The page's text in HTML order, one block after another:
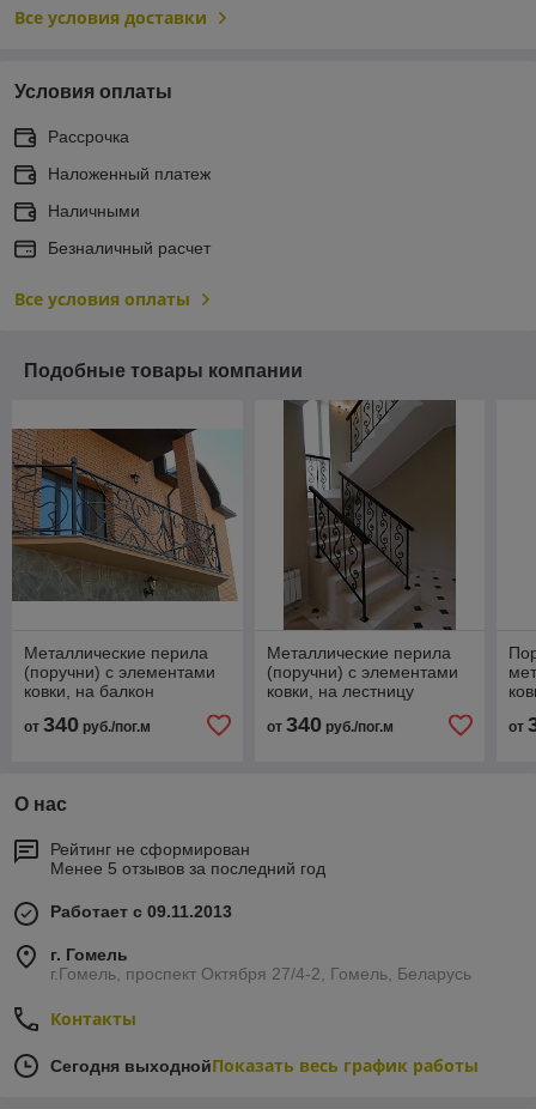
Все условия доставки
Условия оплаты
Рассрочка
Наложенный платеж
Наличными
Безналичный расчет
Все условия оплаты
Подобные товары компании
Металлические перила
(поручни) с элементами
ковки, на балкон
от 340 руб./пог.м
Металлические перила
(поручни) с элементами
ковки, на лестницу
от 340руб./пог.м от
О нас
Рейтинг не сформирован
Менее 5 отзывов за последний год
Работает с 09.11.2013
г. Гомель
г.Гомель, проспект Октября 27/4-2, Гомель, Беларусь
Контакты
Сегодня выходнойПоказать весь график работы